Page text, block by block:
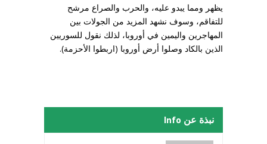
يظهر ومما يبدو عليه، والحرب والصراع مرشح
للتفاقم، وسوف نشهد المزيد من الجولات بين
المهاجرين واليمين في أوروبا، لذلك نقول للسوريين
الذين بالكاد وصلوا أرض أوروبا (اربطوا الأحزمة).
نبذة عن Info